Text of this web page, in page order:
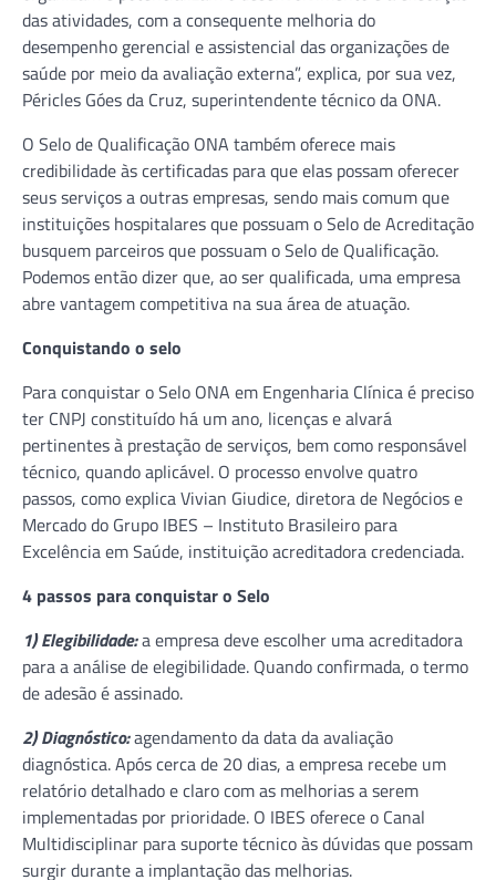
das atividades, com a consequente melhoria do
desempenho gerencial e assistencial das organizações de
saúde por meio da avaliação externa”, explica, por sua vez,
Péricles Góes da Cruz, superintendente técnico da ONA.
O Selo de Qualificação ONA também oferece mais
credibilidade às certificadas para que elas possam oferecer
seus serviços a outras empresas, sendo mais comum que
instituições hospitalares que possuam o Selo de Acreditação
busquem parceiros que possuam o Selo de Qualificação.
Podemos então dizer que, ao ser qualificada, uma empresa
abre vantagem competitiva na sua área de atuação.
Conquistando o selo
Para conquistar o Selo ONA em Engenharia Clínica é preciso
ter CNPJ constituído há um ano, licenças e alvará
pertinentes à prestação de serviços, bem como responsável
técnico, quando aplicável. O processo envolve quatro
passos, como explica Vivian Giudice, diretora de Negócios e
Mercado do Grupo IBES – Instituto Brasileiro para
Excelência em Saúde, instituição acreditadora credenciada.
4 passos para conquistar o Selo
1) Elegibilidade:a empresa deve escolher uma acreditadora
para a análise de elegibilidade. Quando confirmada, o termo
de adesão é assinado.
2) Diagnóstico:agendamento da data da avaliação
diagnóstica. Após cerca de 20 dias, a empresa recebe um
relatório detalhado e claro com as melhorias a serem
implementadas por prioridade. O IBES oferece o Canal
Multidisciplinar para suporte técnico às dúvidas que possam
surgir durante a implantação das melhorias.